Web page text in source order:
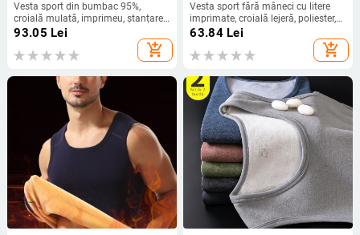
Vesta sport din bumbac 95%,
croială mulată, imprimeu, ștanțare
la cald
93.05 Lei
add_shopping_cart
Vesta sport fără mâneci cu litere
imprimate, croială lejeră, poliester,
pentru tineri, vară 2024
63.84Lei
add_shopping_cart